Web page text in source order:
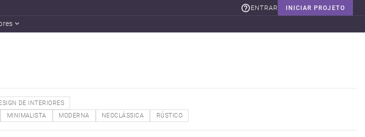
INICIAR PROJETO
ENTRAR
DE INTERIORES
MINIMALISTA MODERNA NEOCLÁSSICA RÚSTICO